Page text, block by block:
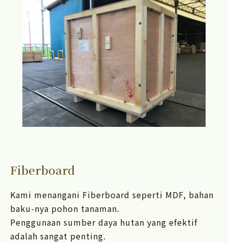
Fiberboard
Kami menangani Fiberboard seperti MDF, bahan
baku-nya pohon tanaman.
Penggunaan sumber daya hutan yang efektif
adalah sangat penting.